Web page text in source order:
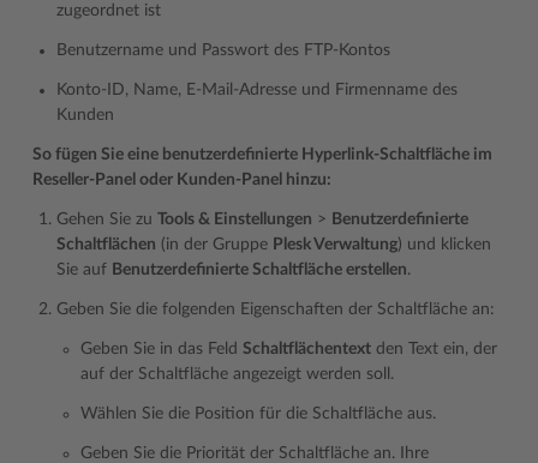
zugeordnet ist
Benutzername und Passwort des FTP-Kontos
Konto-ID, Name, E-Mail-Adresse und Firmenname des
Kunden
So fügen Sie eine benutzerdefinierte Hyperlink-Schaltfläche im
Reseller-Panel oder Kunden-Panel hinzu:
Gehen Sie zu Tools & Einstellungen > Benutzerdefinierte
Schaltflächen (in der Gruppe Plesk Verwaltung) und klicken
Sie auf Benutzerdefinierte Schaltfläche erstellen.
Geben Sie die folgenden Eigenschaften der Schaltfläche an:
Geben Sie in das Feld Schaltflächentext den Text ein, der
auf der Schaltfläche angezeigt werden soll.
Wählen Sie die Position für die Schaltfläche aus.
Geben Sie die Priorität der Schaltfläche an. Ihre